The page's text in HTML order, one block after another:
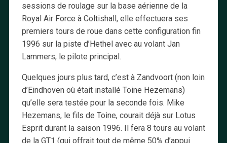
sessions de roulage sur la base aérienne de la
Royal Air Force à Coltishall, elle effectuera ses
premiers tours de roue dans cette configuration fin
1996 sur la piste d’Hethel avec au volant Jan
Lammers, le pilote principal.
Quelques jours plus tard, c’est à Zandvoort (non loin
d’Eindhoven où était installé Toine Hezemans)
qu’elle sera testée pour la seconde fois. Mike
Hezemans, le fils de Toine, courait déjà sur Lotus
Esprit durant la saison 1996. Il fera 8 tours au volant
de la GT1 (qui offrait tout de même 50% d’appui